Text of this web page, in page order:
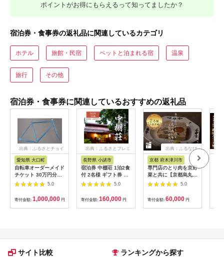
ポイントがお得にもらえるって知ってましたか？
宿泊券・食事券の返礼品に関連しているカテゴリ
ホテル 旅館・民宿 ペットと泊まれる宿 温泉
旅行 その他
宿泊券・食事券に関連しているおすすめの返礼品
出典：ふるさとチョイ
愛知県 大口町
自転車オーダーメイド
チケット 30万円分
【1360365】
5.0
寄付金額: 1,000,000 円
出典：ふるさとプレミ
長野県 小諸市
宿泊券 中棚荘 1泊2食
付 2名様 ギフト券 チ
ケット 券 宿泊 旅行
5.0
寄付金額: 160,000 円
出典：ふるなび
京都 府木津川市
専門店のとり肉を京野
菜と共に【京都烏丸御
池】で味わう2名様焼
鳥コースお食事券
5.0
寄付金額: 60,000 円
サイト比較 ランキングから探す